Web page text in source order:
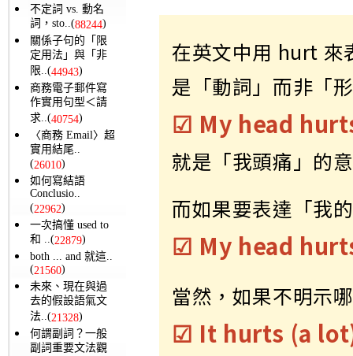
不定詞 vs. 動名
詞，sto..(88244)
關係子句的「限
定用法」與「非
限..(44943)
商務電子郵件寫
作實用句型＜請
求..(40754)
〈商務 Email〉超
實用結尾..
(26010)
如何寫結語
Conclusio..
(22962)
一次搞懂 used to
和 ..(22879)
both ... and 就這..
(21560)
未來、現在與過
去的假設語氣文
法..(21328)
何謂副詞？一般
副詞重要文法觀
在英文中用 hurt 來
是「動詞」而非「
☑ My head
就是「我頭痛」的
而如果要表達「我
☑ My head
當然，如果不明示
☑ It hurts (a